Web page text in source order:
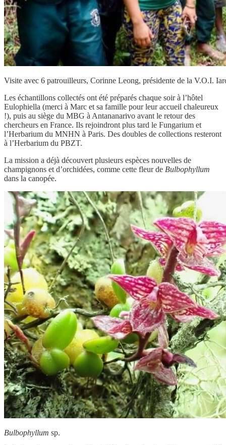
Visite avec 6 patrouilleurs, Corinne Leong, présidente de la V.O.I.
Les échantillons collectés ont été préparés chaque soir à l’hôtel
Eulophiella (merci à Marc et sa famille pour leur accueil chaleureux
!), puis au siège du MBG à Antananarivo avant le retour des
chercheurs en France. Ils rejoindront plus tard le Fungarium et
l’Herbarium du MNHN à Paris. Des doubles de collections resteront
à l’Herbarium du PBZT.
La mission a déjà découvert plusieurs espèces nouvelles de
champignons et d’orchidées, comme cette fleur de Bulbophyllum
dans la canopée.
Bulbophyllum sp.